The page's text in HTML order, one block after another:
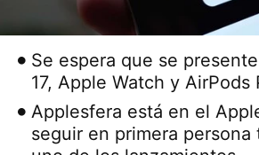
Se espera que se
17, Apple Watch y AirPods
Applesfera está en el
seguir en primera persona